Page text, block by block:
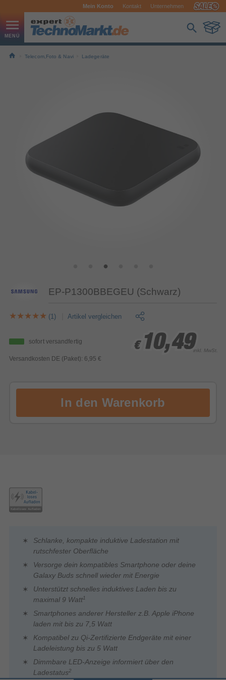
Mein Konto Kontakt Unternehmen
Telecom,Foto & Navi Ladegeräte
EP-P1300BBEGEU (Schwarz)
(1) Artikel vergleichen
sofort versandfertig
Versandkosten DE (Paket): 6,95 €
€ 10,49
€ 10,49
€ 10,49inkl. MwSt.
Schlanke, kompakte induktive Ladestation mit
rutschfester Oberfläche
Versorge dein kompatibles Smartphone oder deine
Galaxy Buds schnell wieder mit Energie
Unterstützt schnelles induktives Laden bis zu
maximal 9 Watt1
Smartphones anderer Hersteller z.B. Apple iPhone
laden mit bis zu 7,5 Watt
Kompatibel zu Qi-Zertifizierte Endgeräte mit einer
Ladeleistung bis zu 5 Watt
Dimmbare LED-Anzeige informiert über den
Ladestatus2